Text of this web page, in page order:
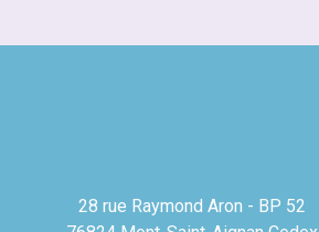
28 rue Raymond Aron - BP 52